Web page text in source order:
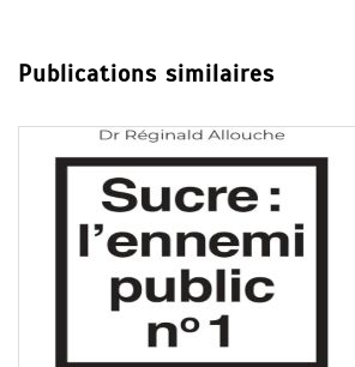
Publications similaires